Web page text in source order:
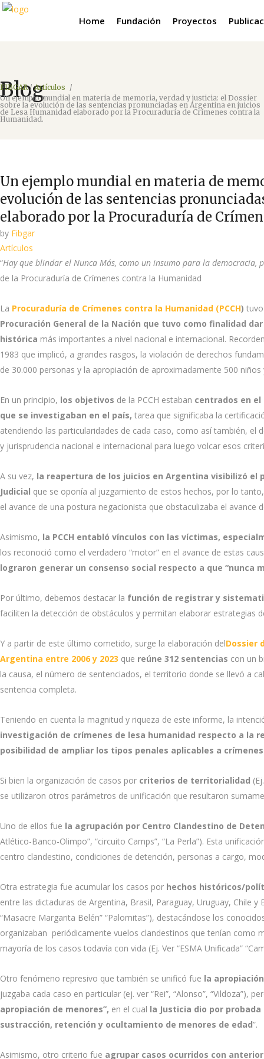
Home Fundación Proyectos
Blog
FIBGAR/Artículos /
Un ejemplo mundial en materia de memoria, verdad y justicia: el Dossier
sobre la evolución de las sentencias pronunciadas en Argentina en juicios
de Lesa Humanidad elaborado por la Procuraduría de Crímenes contra la
Humanidad.
Un ejemplo mundial en materia de
evolución de las sentencias
elaborado por la Procuraduría de
by Fibgar
Artículos
“Hay que blindar el Nunca Más, como un insumo para la democracia,
de la Procuraduría de Crímenes contra la Humanidad
La Procuraduría de Crímenes contra la Humanidad (PCCH)
Procuración General de la Nación que tuvo como finalidad
histórica más importantes a nivel nacional e internacional.
1983 que implicó, a grandes rasgos, la violación de derechos
de 30.000 personas y la apropiación de aproximadamente 500 niños
En un principio, los objetivos de la PCCH estaban centrados en el
que se investigaban en el país, tarea que significaba la
atendiendo las particularidades de cada caso, como así también, el
y jurisprudencia nacional e internacional para luego volcar esos
A su vez, la reapertura de los juicios en Argentina visibilizó el
Judicial que se oponía al juzgamiento de estos hechos, por lo
el avance de una postura negacionista que obstaculizaba el avance
Asimismo, la PCCH entabló vínculos con las víctimas,
los reconoció como el verdadero “motor” en el avance de estas
lograron generar un consenso social respecto a que “nunca
Por último, debemos destacar la función de registrar y
faciliten la detección de obstáculos y permitan elaborar estrategias
Y a partir de este último cometido, surge la elaboración delDossier
Argentina entre 2006 y 2023 que reúne 312 sentencias con un
la causa, el número de sentenciados, el territorio donde se llevó a
sentencia completa.
Teniendo en cuenta la magnitud y riqueza de este informe, la
investigación de crímenes de lesa humanidad respecto a la
posibilidad de ampliar los tipos penales aplicables a
Si bien la organización de casos por criterios de territorialidad
se utilizaron otros parámetros de unificación que resultaron
Uno de ellos fue la agrupación por Centro Clandestino de
Atlético-Banco-Olimpo”, “circuito Camps”, “La Perla”). Esta
centro clandestino, condiciones de detención, personas a cargo,
Otra estrategia fue acumular los casos por hechos históricos/
entre las dictaduras de Argentina, Brasil, Paraguay, Uruguay, Chile
“Masacre Margarita Belén” “Palomitas”), destacándose los
organizaban periódicamente vuelos clandestinos que tenían como
mayoría de los casos todavía con vida (Ej. Ver “ESMA Unificada”
Otro fenómeno represivo que también se unificó fue la
juzgaba cada caso en particular (ej. ver “Rei”, “Alonso”, “Vildoza”),
apropiación de menores”, en el cual la Justicia dio por
sustracción, retención y ocultamiento de menores de edad”.
Asimismo, otro criterio fue agrupar casos ocurridos con